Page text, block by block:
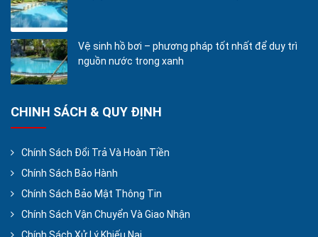
Vệ sinh hồ bơi – phương pháp tốt nhất để duy trì
nguồn nước trong xanh
CHINH SÁCH & QUY ĐỊNH
Chính Sách Đổi Trả Và Hoàn Tiền
Chính Sách Bảo Hành
Chính Sách Bảo Mật Thông Tin
Chính Sách Vận Chuyển Và Giao Nhận